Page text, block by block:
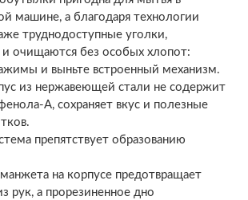
машине, а благодаря технологии
труднодоступные уголки,
очищаются без особых хлопот:
и выньте встроенный механизм.
из нержавеющей стали не содержит
А, сохраняет вкус и полезные
препятствует образованию
на корпусе предотвращает
рук, а прорезиненное дно